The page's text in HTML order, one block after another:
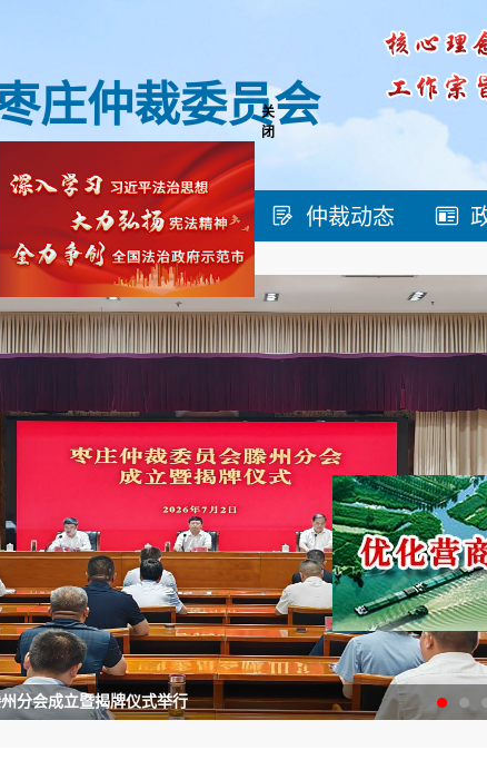
庄仲裁委员会
机构简介 仲裁动态
分会成立暨揭牌仪式举行
关
闭